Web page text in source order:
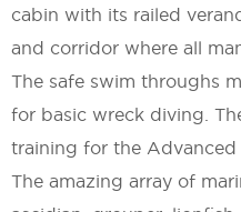
cabin with its railed
and corridor where all
The safe swim throughs
for basic wreck diving.
training for the Advanced
The amazing array of